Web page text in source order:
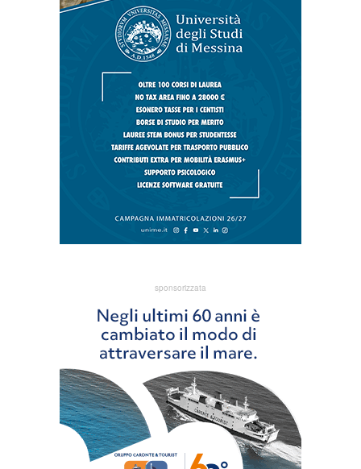
sponsorizzata